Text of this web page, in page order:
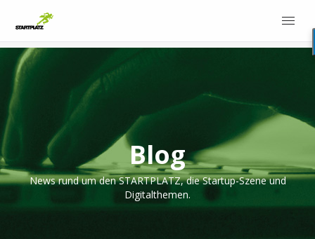
Blog
News rund um den STARTPLATZ, die Startup-Szene und
Digitalthemen.